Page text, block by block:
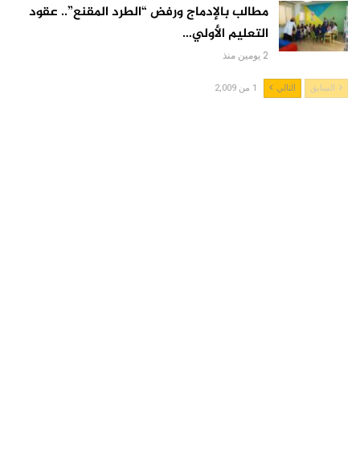
مطالب بالإدماج ورفض “الطرد المقنع”.. عقود
التعليم الأولي…
2 يومين منذ
السابق التالي 1 من 2,009